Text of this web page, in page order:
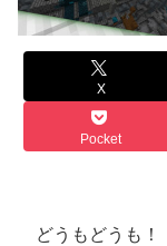
X
Pocket
どうもどうも！